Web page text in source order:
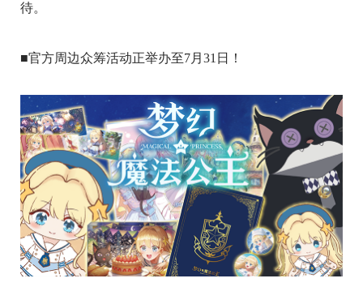
待。
■官方周边众筹活动正举办至7月31日！